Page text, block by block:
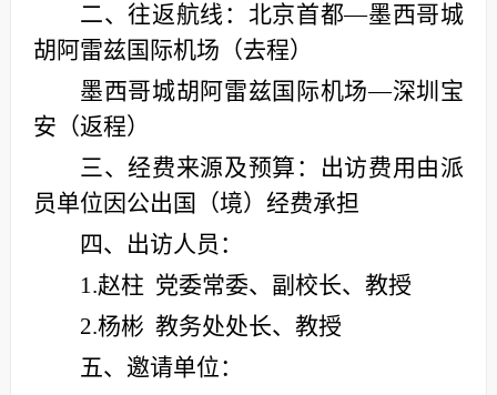
二、往返航线：北京首都—墨西哥城
胡阿雷兹国际机场（去程）
墨西哥城胡阿雷兹国际机场—深圳宝
安（返程）
三、经费来源及预算：出访费用由派
员单位因公出国（境）经费承担
四、出访人员：
1.赵柱 党委常委、副校长、教授
2.杨彬 教务处处长、教授
五、邀请单位：